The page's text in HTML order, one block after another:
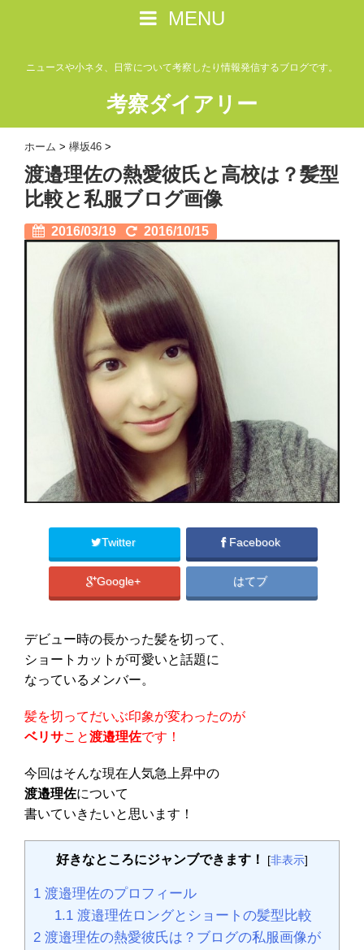
MENU
ニュースや小ネタ、日常について考察したり情報発信するブログです。
考察ダイアリー
ホーム > 欅坂46 >
渡邉理佐の熱愛彼氏と高校は？髪型
比較と私服ブログ画像
2016/03/19 2016/10/15
Twitter Facebook
Google+ はてブ
デビュー時の長かった髪を切って、
ショートカットが可愛いと話題に
なっているメンバー。
髪を切ってだいぶ印象が変わったのが
ベリサこと渡邉理佐です！
今回はそんな現在人気急上昇中の
渡邉理佐について
書いていきたいと思います！
好きなところにジャンブできます！ [非表示]
1 渡邉理佐のプロフィール
1.1渡邉理佐ロングとショートの髪型比較
2 渡邉理佐の熱愛彼氏は？ブログの私服画像が